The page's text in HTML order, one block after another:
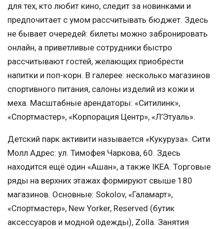
для тех, кто любит кино, следит за новинками и
предпочитает с умом рассчитывать бюджет. Здесь
не бывает очередей: билеты можно забронировать
онлайн, а приветливые сотрудники быстро
рассчитывают гостей, желающих приобрести
напитки и поп-корн. В галерее: несколько магазинов
спортивного питания, салоны изделий из кожи и
меха. Масштабные арендаторы: «Ситилинк»,
«Спортмастер», «Корпорация Центр», «Л’Этуаль».
Детский парк активити называется «Кукуруза». Сити
Молл Адрес: ул. Тимофея Чаркова, 60. Здесь
находится ещё один «Ашан», а также IKEA. Торговые
ряды на верхних этажах формируют свыше 180
магазинов. Основные: Sokolov, «Галамарт»,
«Спортмастер», New Yorker, Reserved (бутик
аксессуаров и модной одежды), Zolla. Занятия